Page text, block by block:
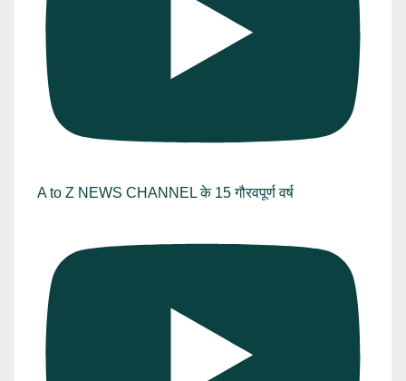
A to Z NEWS CHANNEL के 15 गौरवपूर्ण वर्ष